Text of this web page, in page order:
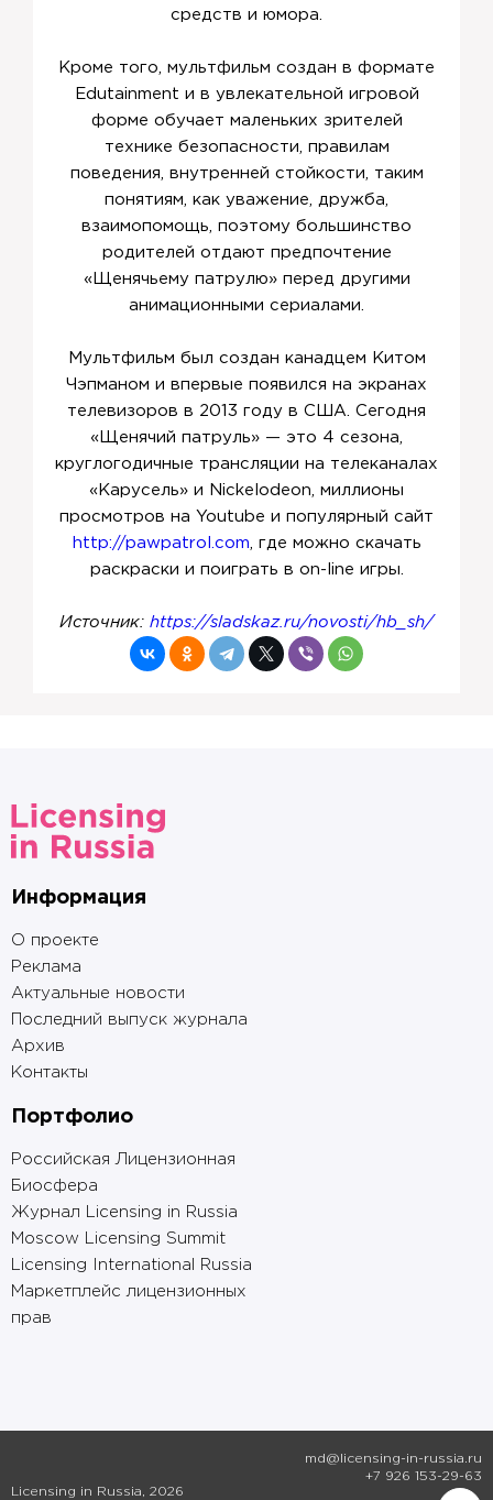
средств и юмора.
Кроме того, мультфильм создан в формате
Edutainment и в увлекательной игровой
форме обучает маленьких зрителей
технике безопасности, правилам
поведения, внутренней стойкости, таким
понятиям, как уважение, дружба,
взаимопомощь, поэтому большинство
родителей отдают предпочтение
«Щенячьему патрулю» перед другими
анимационными сериалами.
Мультфильм был создан канадцем Китом
Чэпманом и впервые появился на экранах
телевизоров в 2013 году в США. Сегодня
«Щенячий патруль» — это 4 сезона,
круглогодичные трансляции на телеканалах
«Карусель» и Nickelodeon, миллионы
просмотров на Youtube и популярный сайт
http://pawpatrol.com , где можно скачать
раскраски и поиграть в on-line игры.
Источник: https://sladskaz.ru/novosti/hb_sh/
Информация
О проекте
Реклама
Актуальные новости
Последний выпуск журнала
Архив
Контакты
Портфолио
Российская Лицензионная
Биосфера
Журнал Licensing in Russia
Moscow Licensing Summit
Licensing International Russia
Маркетплейс лицензионных
прав
Licensing in Russia, 2026
md@licensing-in-russia.ru
+7 926 153-29-63